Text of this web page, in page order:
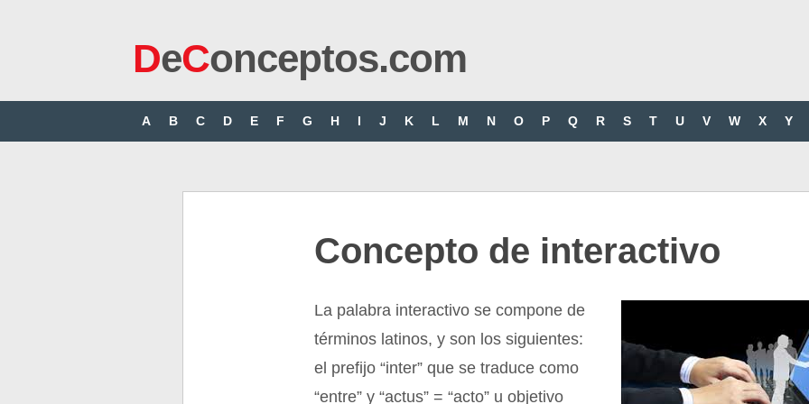
DeConceptos.com
A B C D E F G H I J K L M N O P Q R S T U V W X Y
Concepto de interactivo
La palabra interactivo se compone de
términos latinos, y son los siguientes:
el prefijo “inter” que se traduce como
“entre” y “actus” = “acto” u objetivo